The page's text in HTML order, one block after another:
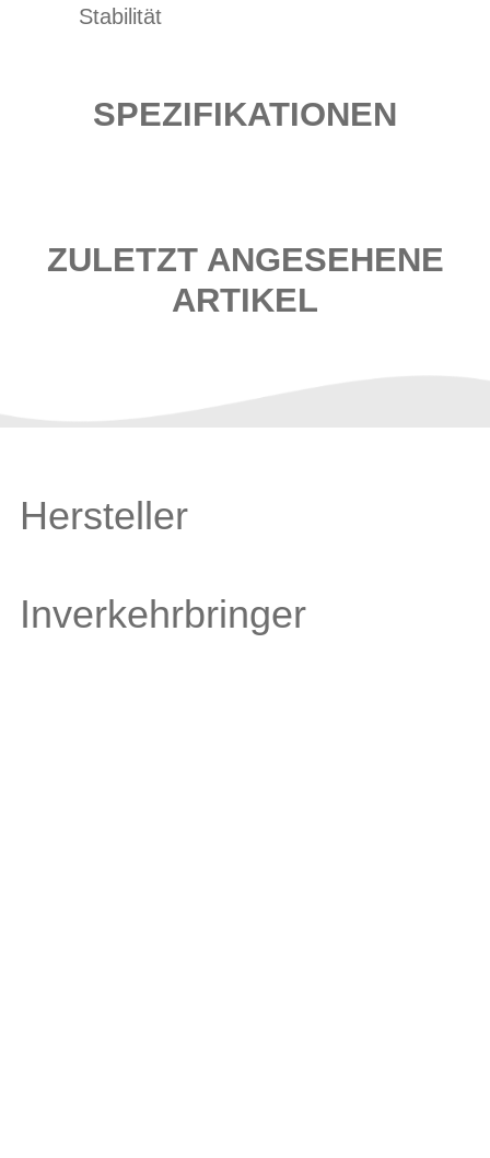
Stabilität
SPEZIFIKATIONEN
ZULETZT ANGESEHENE
ARTIKEL
Hersteller
Inverkehrbringer